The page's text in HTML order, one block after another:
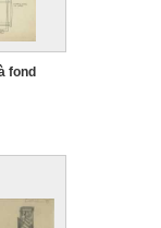
fond